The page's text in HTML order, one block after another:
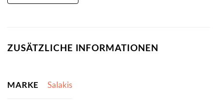
ZUSÄTZLICHE INFORMATIONEN
MARKE Salakis